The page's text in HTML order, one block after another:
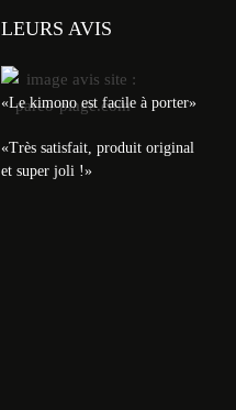
LEURS AVIS
«Le kimono est facile à porter»
«Très satisfait, produit original
et super joli !»